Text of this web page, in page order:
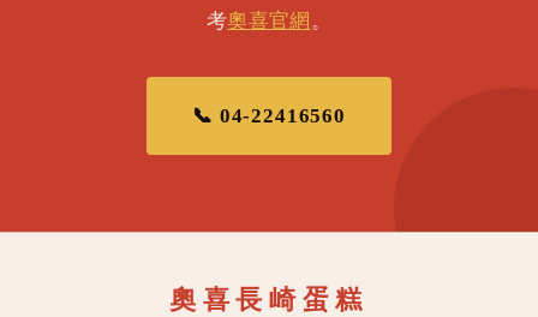
考奧喜官網 。
📞 04-22416560
奧喜長崎蛋糕